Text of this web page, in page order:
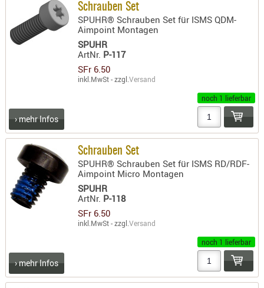
Schrauben Set
SPUHR® Schrauben Set für ISMS QDM-
Aimpoint Montagen
SPUHR
ArtNr. P-117
SFr 6.50
inkl.MwSt - zzgl.Versand
noch 1 lieferbar
› mehr Infos
Schrauben Set
SPUHR® Schrauben Set für ISMS RD/RDF-
Aimpoint Micro Montagen
SPUHR
ArtNr. P-118
SFr 6.50
inkl.MwSt - zzgl.Versand
noch 1 lieferbar
› mehr Infos